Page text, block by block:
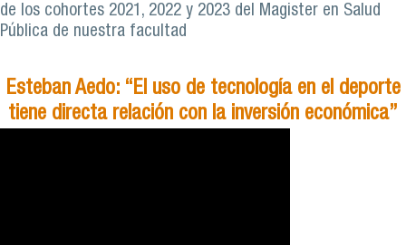
de los cohortes 2021, 2022 y 2023 del Magister en Salud
Pública de nuestra facultad
Esteban Aedo: “El uso de tecnología en el deporte
tiene directa relación con la inversión económica”